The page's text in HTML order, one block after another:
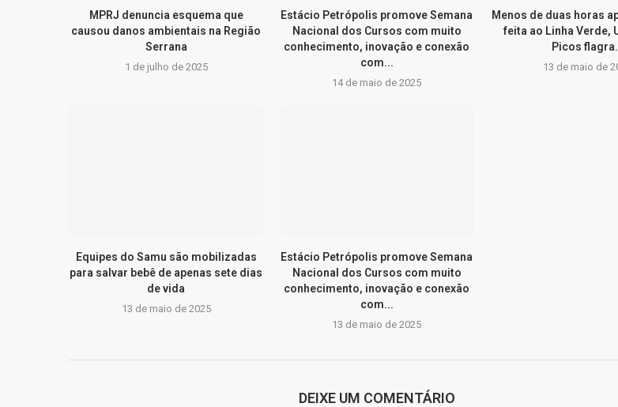
MPRJ denuncia esquema que
causou danos ambientais na Região
Serrana
1 de julho de 2025
Estácio Petrópolis promove Semana
Nacional dos Cursos com muito
conhecimento, inovação e conexão
com...
14 de maio de 2025
Menos de duas horas
feita ao Linha Verde,
Picos
13 de maio de
Equipes do Samu são mobilizadas
para salvar bebê de apenas sete dias
de vida
13 de maio de 2025
Estácio Petrópolis promove Semana
Nacional dos Cursos com muito
conhecimento, inovação e conexão
com...
13 de maio de 2025
DEIXE UM COMENTÁRIO